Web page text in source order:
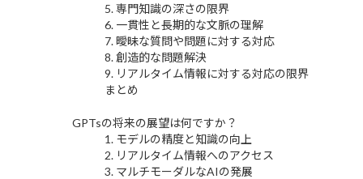
5. 専門知識の深さの限界
6. 一貫性と長期的な文脈の理解
7. 曖昧な質問や問題に対する対応
8. 創造的な問題解決
9. リアルタイム情報に対する対応の限界
まとめ
GPTsの将来の展望は何ですか？
1. モデルの精度と知識の向上
2. リアルタイム情報へのアクセス
3. マルチモーダルなAIの発展